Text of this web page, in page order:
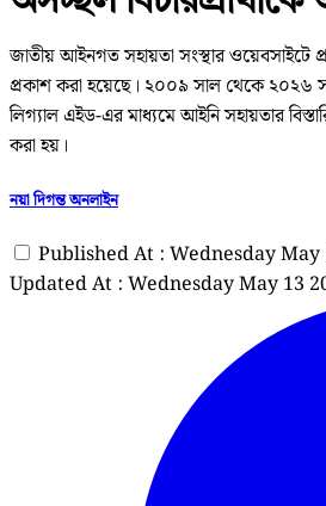
জাতীয় আইনগত সহায়তা সংস্থার ওয়েবসাইটে
প্রকাশ করা হয়েছে। ২০০৯ সাল থেকে ২০২৬
লিগ্যাল এইড-এর মাধ্যমে আইনি সহায়তার
করা হয়।
নয়া দিগন্ত অনলাইন
Published At : Wednesday May
Updated At : Wednesday May 13